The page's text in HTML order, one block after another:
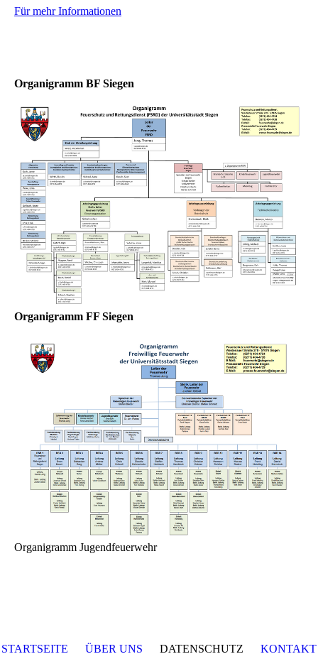
Für mehr Informationen
Organigramm BF Siegen
Organigramm FF Siegen
Organigramm Jugendfeuerwehr
STARTSEITE ÜBER UNS DATENSCHUTZ KONTAKT